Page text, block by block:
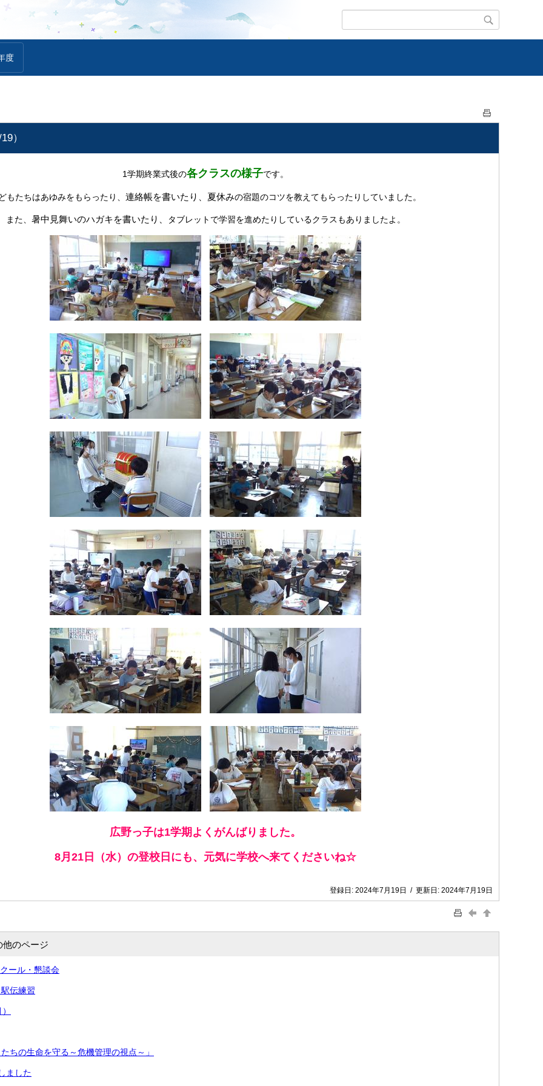
度
）
1学期終業式後の各クラスの様子です。
もたちはあゆみをもらったり、 連絡帳を書いたり、夏休みの宿題のコツを教えてもらったりしていました。
また、 暑中見舞いのハガキを書いたり、 タブレットで学習を進めたりしているクラスもありましたよ。
広野っ子は1学期よくがんばりました。
8月21日（水）の登校日にも、元気に学校へ来てくださいね☆
登録日: 2024年7月19日 / 更新日: 2024年7月19日
他のページ
ール・懇談会
伝練習
ちの生命を守る～危機管理の視点～」
ました